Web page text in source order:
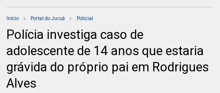
Início Portal do Juruá Policial
Polícia investiga caso de
adolescente de 14 anos que estaria
grávida do próprio pai em Rodrigues
Alves